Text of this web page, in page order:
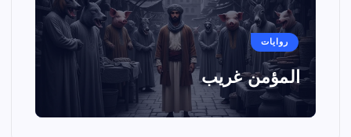
روايات
المؤمن غريب